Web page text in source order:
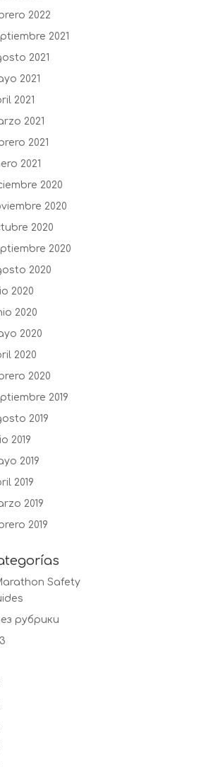
2022
2021
2021
2021
2021
2021
2021
2021
2020
2020
2020
2020
2020
2020
2020
2020
2020
2020
2019
2019
2019
2019
2019
2019
2019
Safety
рубрики